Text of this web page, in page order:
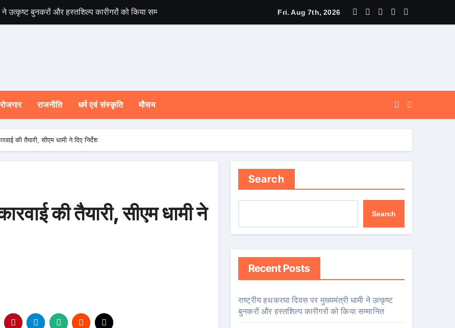
उत्कृष्ट बुनकरों और हस्तशिल्प कारीगरों को किया सम्मानित चारधाम यात्रा होगी और सुगम, कर्णप्रयाग और सिमली में आधुनिक पार्किंग परियोजनाओं को मिली रफ्तार
Fri. Aug 7th, 2026
रोजगार राजनीति धर्म एवं संस्कृति मौसम
की तैयारी, सीएम धामी ने दिए निर्देश
की तैयारी, सीएम धामी ने
Search
Search
Recent Posts
राष्ट्रीय हथकरघा दिवस पर मुख्यमंत्री धामी ने उत्कृष्ट
बुनकरों और हस्तशिल्प कारीगरों को किया सम्मानित